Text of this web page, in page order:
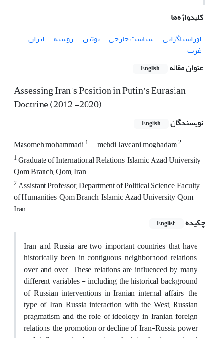
کلیدواژه‌ها
اوراسیاگرایی
سیاست خارجی پوتین روسیه
ایران
غرب
عنوان مقاله
English
Assessing Iran's Position in Putin's Eurasian
Doctrine (2012 -2020)
نویسندگان English
Masomeh mohammadi1 mehdi Javdani moghadam2
1Graduate of International Relations, Islamic Azad University,
Qom Branch, Qom, Iran.
2Assistant Professor, Department of Political Science, Faculty
of Humanities, Qom Branch, Islamic Azad University, Qom,
Iran.
چکیده
English
Iran and Russia are two important countries that have
historically been in contiguous neighborhood relations,
over and over. These relations are influenced by many
different variables - including the historical background
of Russian interventions in Iranian internal affairs, the
type of Iran-Russia interaction with the West, Russian
pragmatism and the role of ideology in Iranian foreign
relations, the promotion or decline of Iran-Russia power